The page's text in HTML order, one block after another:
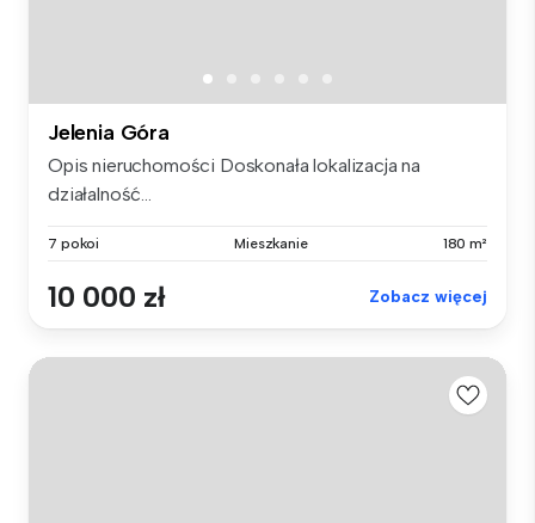
Jelenia Góra
Opis nieruchomości Doskonała lokalizacja na
działalność...
7 pokoi Mieszkanie 180 m²
10 000 zł Zobacz więcej